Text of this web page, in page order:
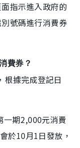
指示進入政府的
號碼進行消費券
費券？
根據完成登記日
一期2,000元消費
於10月1日發放，